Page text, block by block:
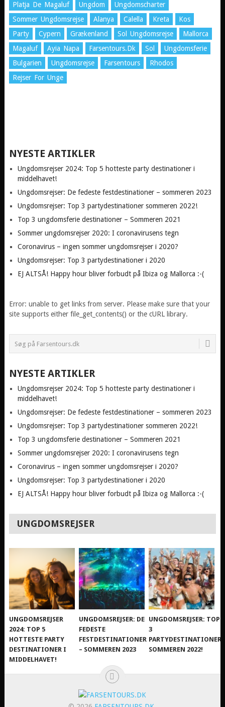
Platja De Magaluf
Ungdom
Ungdomscharter
Sommer Ungdomsrejse
Alanya Calella Kreta
Kos
Party
Cypern Grækenland Sol Ungdomsrejse
Mallorca
Magaluf
Ayia Napa Farsentours.dk Sol
Ungdomsferie
Bulgarien
Ungdomsrejse Farsentours
Rhodos
Rejser For Unge
NYESTE ARTIKLER
Ungdomsrejser 2024: Top 5 hotteste party destinationer i
middelhavet!
Ungdomsrejser: De fedeste festdestinationer – sommeren 2023
Ungdomsrejser: Top 3 partydestinationer sommeren 2022!
Top 3 ungdomsferie destinationer – Sommeren 2021
Sommer ungdomsrejser 2020: I coronavirusens tegn
Coronavirus – ingen sommer ungdomsrejser i 2020?
Ungdomsrejser: Top 3 partydestinationer i 2020
EJ ALTSÅ! Happy hour bliver forbudt på Ibiza og Mallorca :-(
Error: unable to get links from server. Please make sure that your
site supports either file_get_contents() or the cURL library.
NYESTE ARTIKLER
Ungdomsrejser 2024: Top 5 hotteste party destinationer i
middelhavet!
Ungdomsrejser: De fedeste festdestinationer – sommeren 2023
Ungdomsrejser: Top 3 partydestinationer sommeren 2022!
Top 3 ungdomsferie destinationer – Sommeren 2021
Sommer ungdomsrejser 2020: I coronavirusens tegn
Coronavirus – ingen sommer ungdomsrejser i 2020?
Ungdomsrejser: Top 3 partydestinationer i 2020
EJ ALTSÅ! Happy hour bliver forbudt på Ibiza og Mallorca :-(
UNGDOMSREJSER
UNGDOMSREJSER
2024: TOP 5
HOTTESTE PARTY
DESTINATIONER I
MIDDELHAVET!
UNGDOMSREJSER: DE
FEDESTE
FESTDESTINATIONER
– SOMMEREN 2023
UNGDOMSREJSER: TOP
3
PARTYDESTINATIONER
SOMMEREN 2022!